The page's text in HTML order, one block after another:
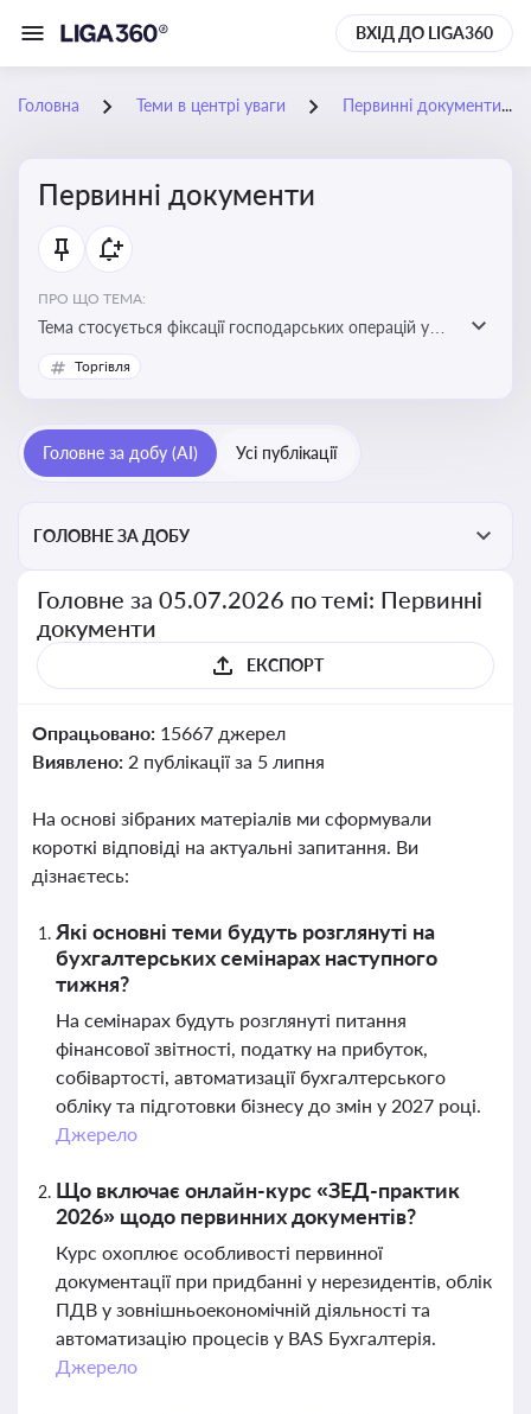
ВХІД ДО LIGA360
Головна Теми в центрі уваги Первинні документи
Первинні документи
ПРО ЩО ТЕМА:
Тема стосується фіксації господарських операцій у
бухгалтерському обліку та є основою для
податкового обліку
Торгівля
Головне за добу (AI) Усі публікації
ГОЛОВНЕ ЗА ДОБУ
Головне за 05.07.2026 по темі: Первинні
документи
ЕКСПОРТ
Опрацьовано: 15667 джерел
Виявлено: 2 публікації за 5 липня
На основі зібраних матеріалів ми сформували
короткі відповіді на актуальні запитання. Ви
дізнаєтесь:
Які основні теми будуть розглянуті на
бухгалтерських семінарах наступного
тижня?
На семінарах будуть розглянуті питання
фінансової звітності, податку на прибуток,
собівартості, автоматизації бухгалтерського
обліку та підготовки бізнесу до змін у 2027 році.
Джерело
Що включає онлайн-курс «ЗЕД-практик
2026» щодо первинних документів?
Курс охоплює особливості первинної
документації при придбанні у нерезидентів, облік
ПДВ у зовнішньоекономічній діяльності та
автоматизацію процесів у BAS Бухгалтерія.
Джерело